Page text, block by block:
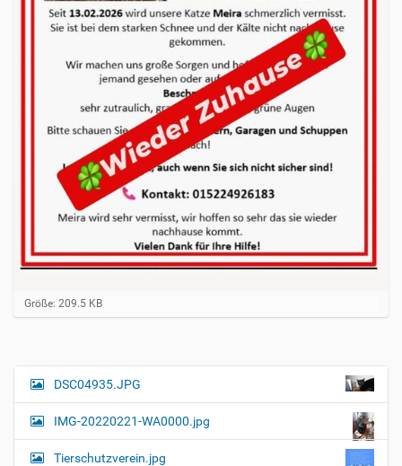
Z
e
i
Größe: 209.5 KB
N
v
i
DSC04935.JPG
IMG-20220221-WA0000.jpg
Tierschutzverein.jpg